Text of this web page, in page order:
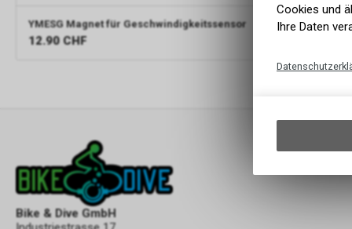
YMESG Magnet für Geschwindigkeitssensor
12.90 CHF
Bike & Dive GmbH
Cookies und
Ihre Daten